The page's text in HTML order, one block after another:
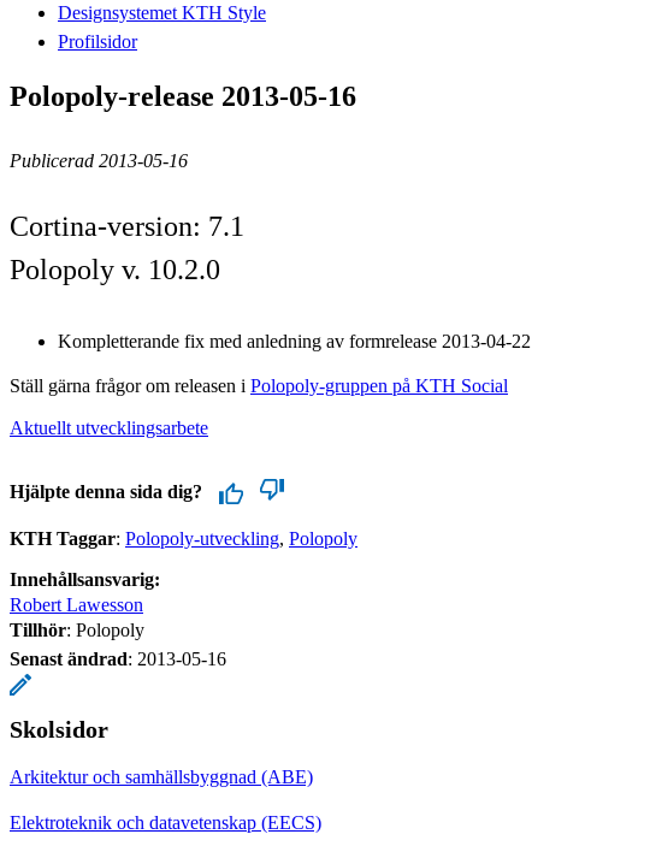
Designsystemet KTH Style
Profilsidor
Polopoly-release 2013-05-16
Publicerad 2013-05-16
Cortina-version: 7.1
Polopoly v. 10.2.0
Kompletterande fix med anledning av formrelease 2013-04-22
Ställ gärna frågor om releasen i Polopoly-gruppen på KTH Social
Aktuellt utvecklingsarbete
Hjälpte denna sida dig?
KTH Taggar: Polopoly-utveckling Polopoly
Innehållsansvarig:
Robert Lawesson
Tillhör: Polopoly
Senast ändrad: 2013-05-16
Skolsidor
Arkitektur och samhällsbyggnad (ABE)
Elektroteknik och datavetenskap (EECS)